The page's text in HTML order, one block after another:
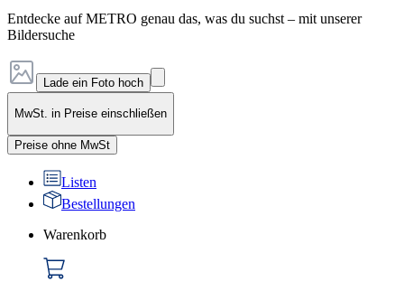
Entdecke auf METRO genau das, was du suchst – mit unserer
Bildersuche
Lade ein Foto hoch
MwSt. in Preise einschließen
Preise ohne MwSt
Listen
Bestellungen
Warenkorb